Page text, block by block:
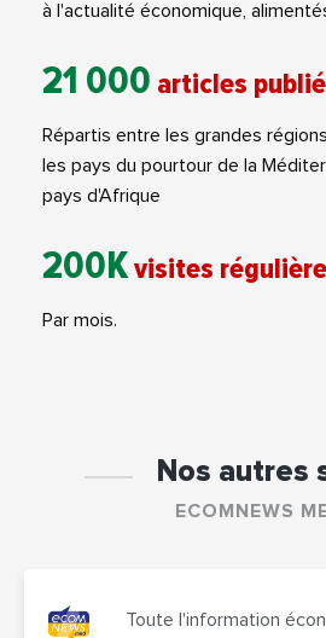
à l'actualité économique,
21 000 articles
Répartis entre les grandes
les pays du pourtour de la
pays d'Afrique
200Kvisites
Par mois.
Nos autres
ECOMNEWS
Toute l'information